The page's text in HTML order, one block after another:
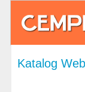
Agama
Katalog